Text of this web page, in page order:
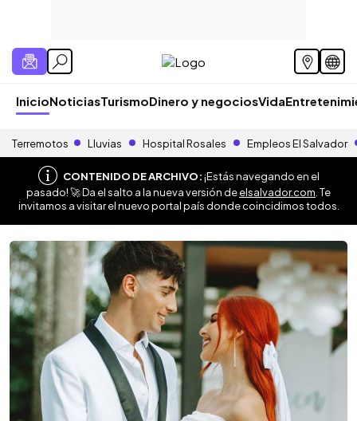
InicioNoticiasTurismoDinero y negociosVida
Terremotos Lluvias Hospital Rosales Empleos El Salvador
CONTENIDO DE ARCHIVO:¡Estás navegando en el
pasado! 🚀 Da el salto a la nueva versión deelsalvador.com . Te
invitamos a visitar el nuevo portal país donde coincidimos todos.